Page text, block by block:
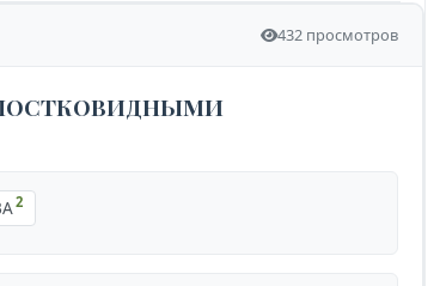
432 просмотров
2